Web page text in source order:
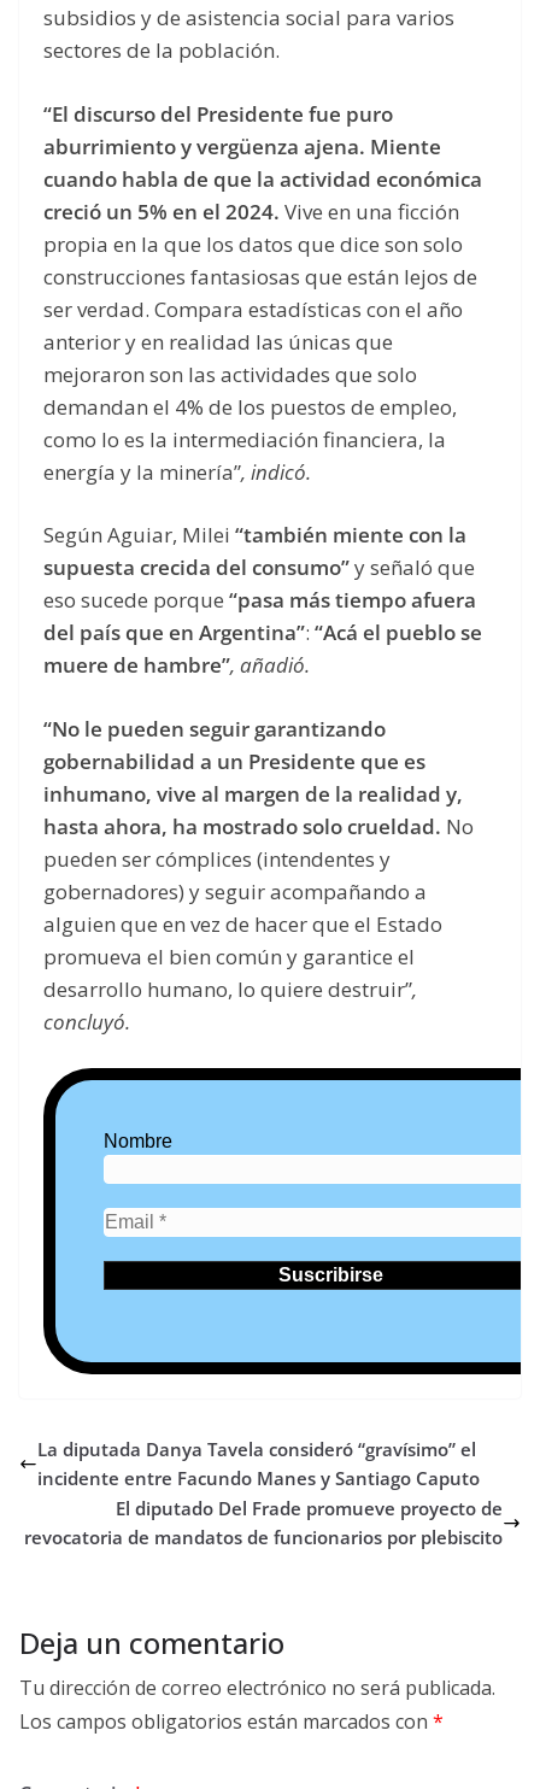
subsidios y de asistencia social para varios
sectores de la población.
“El discurso del Presidente fue puro
aburrimiento y vergüenza ajena. Miente
cuando habla de que la actividad económica
creció un 5% en el 2024. Vive en una ficción
propia en la que los datos que dice son solo
construcciones fantasiosas que están lejos de
ser verdad. Compara estadísticas con el año
anterior y en realidad las únicas que
mejoraron son las actividades que solo
demandan el 4% de los puestos de empleo,
como lo es la intermediación financiera, la
energía y la minería”, indicó.
Según Aguiar, Milei “también miente con la
supuesta crecida del consumo”y señaló que
eso sucede porque “pasa más tiempo afuera
del país que en Argentina”: “Acá el pueblo se
muere de hambre”, añadió.
“No le pueden seguir garantizando
gobernabilidad a un Presidente que es
inhumano, vive al margen de la realidad y,
hasta ahora, ha mostrado solo crueldad. No
pueden ser cómplices (intendentes y
gobernadores) y seguir acompañando a
alguien que en vez de hacer que el Estado
promueva el bien común y garantice el
desarrollo humano, lo quiere destruir”,
concluyó.
Nombre
La diputada Danya Tavela consideró “gravísimo” el
incidente entre Facundo Manes y Santiago Caputo
El diputado Del Frade promueve proyecto de
revocatoria de mandatos de funcionarios por plebiscito
Deja un comentario
Tu dirección de correo electrónico no será publicada.
Los campos obligatorios están marcados con *